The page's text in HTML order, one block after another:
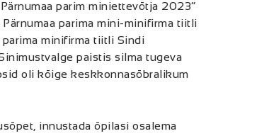
PÄRNUMAA
PÄRNUMAA
OMAVALITSUSED
parim miniettevõtja 2023“
parima mini-minifirma tiitli
, parima minifirma tiitli Sindi
paistis silma tugeva
oli kõige keskkonnasõbralikum
innustada õpilasi osalema